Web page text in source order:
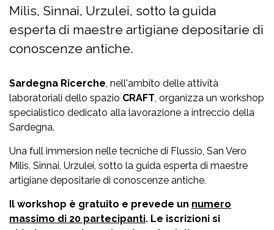
Milis, Sinnai, Urzulei, sotto la guida
esperta di maestre artigiane depositarie di
conoscenze antiche.
Sardegna Ricerche , nell'ambito delle attività
laboratoriali dello spazio CRAFT , organizza un workshop
specialistico dedicato alla lavorazione a intreccio della
Sardegna.
Una full immersion nelle tecniche di Flussio, San Vero
Milis, Sinnai, Urzulei, sotto la guida esperta di maestre
artigiane depositarie di conoscenze antiche.
Il workshop è gratuito e prevede un numero
massimo di 20 partecipanti. Le iscrizioni si